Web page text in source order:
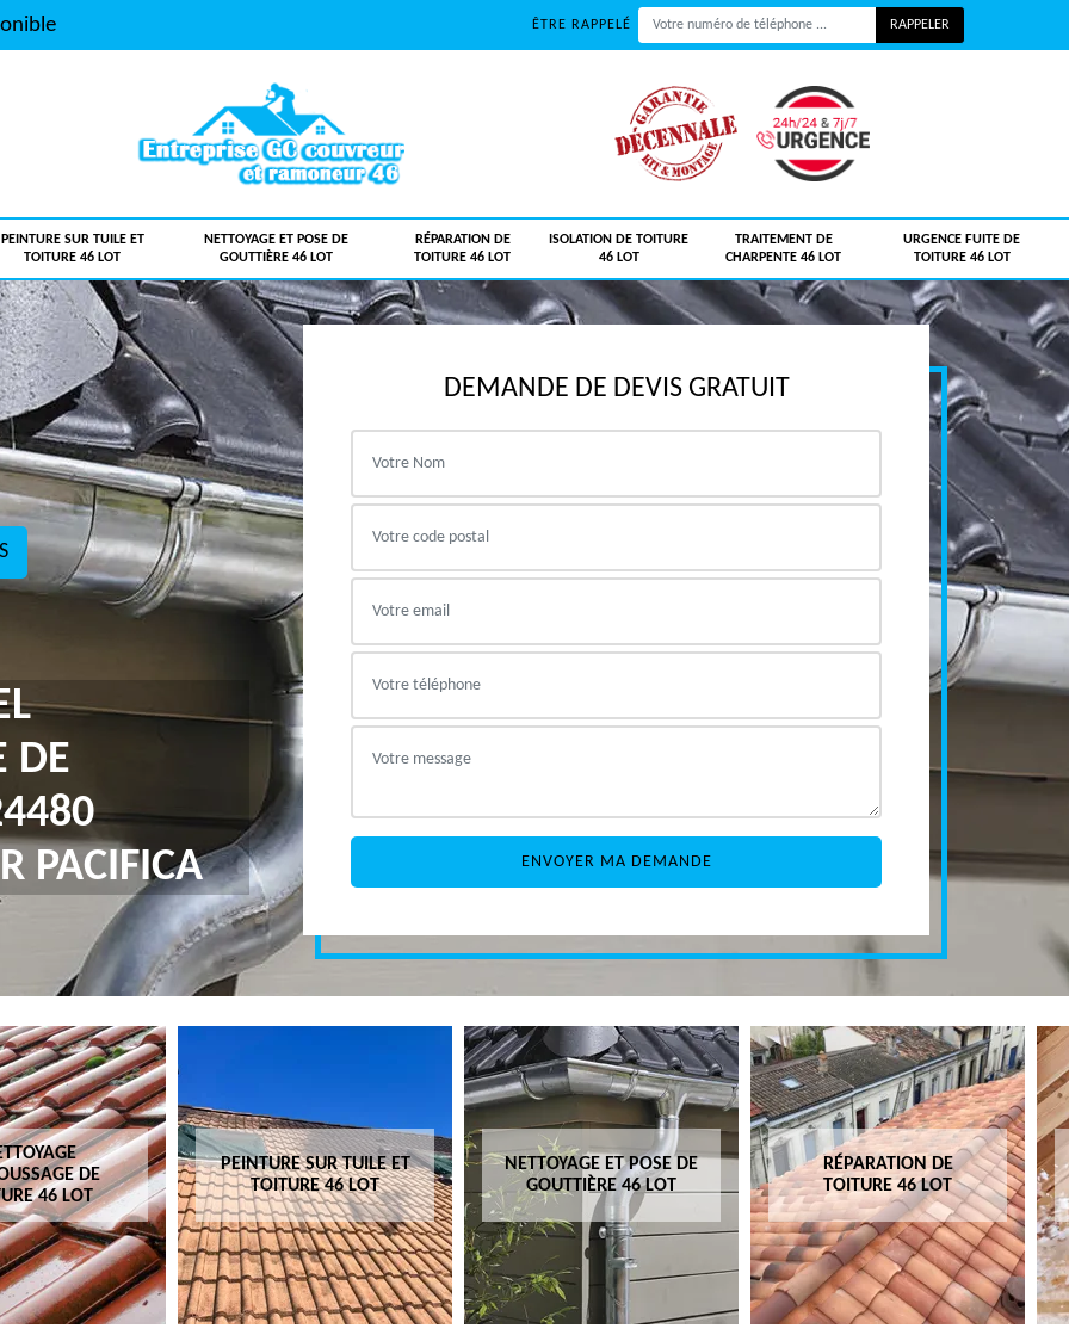
ÊTRE RAPPELÉ
PEINTURE SUR TUILE ET
TOITURE 46 LOT
NETTOYAGE ET POSE DE
GOUTTIÈRE 46 LOT
RÉPARATION DE
TOITURE 46 LOT
ISOLATION DE TOITURE
46 LOT
TRAITEMENT DE
CHARPENTE 46 LOT
URGENCE FUITE DE
TOITURE 46 LOT
DE
PACIFICA
DEMANDE DE DEVIS GRATUIT
DE
46 LOT
PEINTURE SUR TUILE ET
TOITURE 46 LOT
NETTOYAGE ET POSE DE
GOUTTIÈRE 46 LOT
RÉPARATION DE
TOITURE 46 LOT